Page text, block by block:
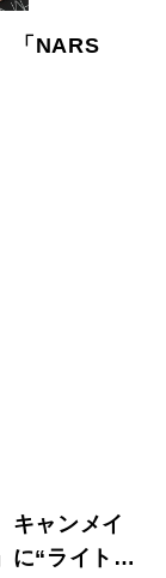
「NARS
キャンメイ
に“ライトブ